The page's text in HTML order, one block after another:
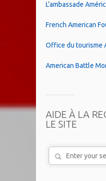
L'ambassade
French American
Office du tourisme
American Battle
AIDE À LA
LE SITE